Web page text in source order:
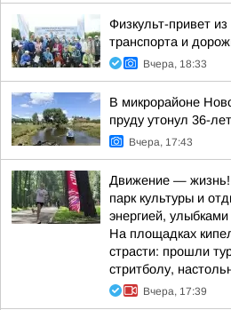
Физкульт-привет
транспорта и
Вчера, 18:33
В микрорайоне
пруду утонул 36-
Вчера, 17:43
Движение —
парк культуры и
энергией,
На площадках
страсти: прошли
стритболу,
Вчера, 17:39